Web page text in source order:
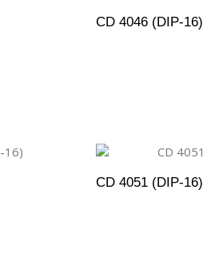
CD 4046 (DIP-16)
CD 4051 (DIP-16)